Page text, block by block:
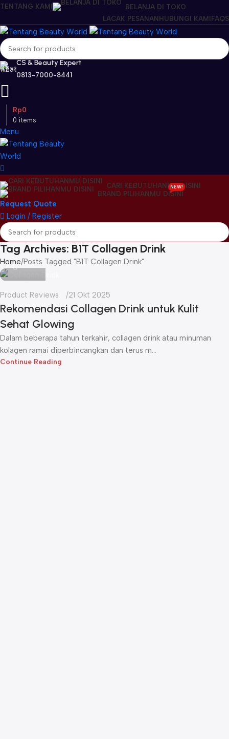
TENTANG KAMI
BELANJA DI TOKO
LACAK PESANAN HUBUNGI KAMI FAQS
CS & Beauty Expert
0813-7000-8441
0 items
Rp0
Menu
CARI KEBUTUHANMU DISINI
BRAND PILIHANMU DISINI
NEW!
Request Quote
Login / Register
Tag Archives: B1T Collagen Drink
Home Posts Tagged "B1T Collagen Drink"
Icha
Product Reviews 21 Okt 2025
Rekomendasi Collagen Drink untuk Kulit
Sehat Glowing
Dalam beberapa tahun terkahir, collagen drink atau minuman
kolagen ramai diperbincangkan dan terus m...
Continue Reading